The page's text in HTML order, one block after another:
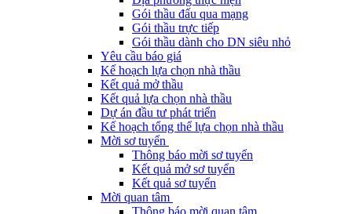
Gói thầu đấu qua mạng
Gói thầu trực tiếp
Gói thầu dành cho DN siêu nhỏ
Yêu cầu báo giá
Kế hoạch lựa chọn nhà thầu
Kết quả mở thầu
Kết quả lựa chọn nhà thầu
Dự án đầu tư phát triển
Kế hoạch tổng thể lựa chọn nhà thầu
Mời sơ tuyển
Thông báo mời sơ tuyển
Kết quả mở sơ tuyển
Kết quả sơ tuyển
Mời quan tâm
Thông báo mời quan tâm